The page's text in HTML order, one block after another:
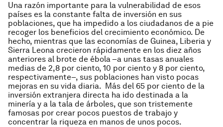
Una razón importante para la vulnerabilidad de esos
países es la constante falta de inversión en sus
poblaciones, que ha impedido a los ciudadanos de a pie
recoger los beneficios del crecimiento económico. De
hecho, mientras que las economías de Guinea, Liberia y
Sierra Leona crecieron rápidamente en los diez años
anteriores al brote de ébola –a unas tasas anuales
medias de 2,8 por ciento, 10 por ciento y 8 por ciento,
respectivamente–, sus poblaciones han visto pocas
mejoras en su vida diaria. Más del 65 por ciento de la
inversión extranjera directa ha ido destinada a la
minería y a la tala de árboles, que son tristemente
famosas por crear pocos puestos de trabajo y
concentrar la riqueza en manos de unos pocos.